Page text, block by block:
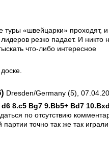
туры «швейцарки» проходят, и
резко падает. И никто
что-либо интересное
Dresden/Germany (5),
8.c5 Bg7 9.Bb5+ Bd7
по отсутствию
точно так же так играли